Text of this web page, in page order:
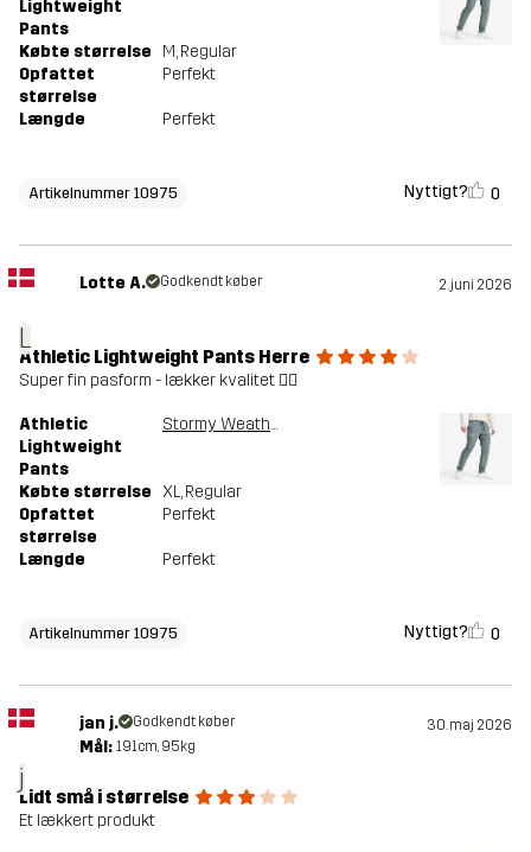
Lightweight
Pants
Købte størrelse M, Regular
Opfattet
størrelse
Perfekt
Længde Perfekt
Artikelnummer 10975 Nyttigt? 0
L
Lotte A. Godkendt køber 2. juni 2026
Athletic Lightweight Pants Herre
Super fin pasform - lækker kvalitet 👍🏻
Athletic
Lightweight
Pants
Stormy Weather
Købte størrelse XL, Regular
Opfattet
størrelse
Perfekt
Længde Perfekt
Artikelnummer 10975 Nyttigt? 0
j
jan j. Godkendt køber 30. maj 2026
Mål: 191cm, 95kg
Lidt små i størrelse
Et lækkert produkt